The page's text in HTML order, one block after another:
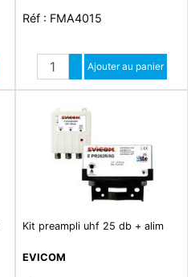
Réf : FMA4015
Quantité
Augmenter quantité
Diminuer quantité
Ajouter au panier
Kit preampli uhf 25 db + alim
EVICOM